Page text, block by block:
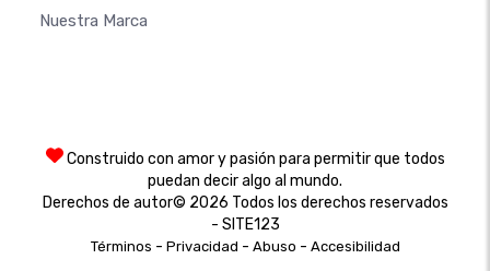
Nuestra Marca
Construido con amor y pasión para permitir que todos
puedan decir algo al mundo.
Derechos de autor© 2026 Todos los derechos reservados
- SITE123
Términos - Privacidad - Abuso - Accesibilidad